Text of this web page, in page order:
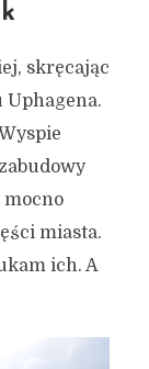
skręcając
mocno
miasta.
ich. A